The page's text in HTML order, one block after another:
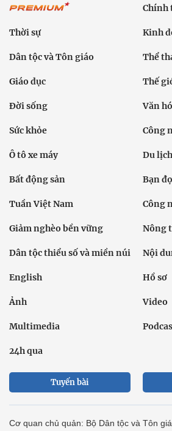
Chính
Thời sự Kinh
Dân tộc và Tôn giáo Thể
Giáo dục Thế
Đời sống Văn
Sức khỏe Công
Ô tô xe máy Du lịch
Bất động sản Bạn
Tuần Việt Nam Công
Giảm nghèo bền vững Nông
Dân tộc thiểu số và miền núi Nội
English Hồ sơ
Ảnh Video
Multimedia
24h qua
Tuyến bài
Cơ quan chủ quản: Bộ Dân tộc và Tôn